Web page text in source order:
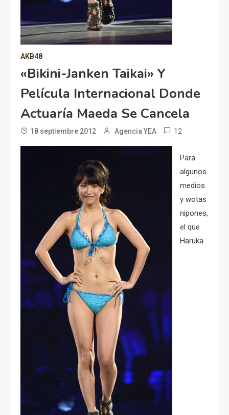
AKB48
«Bikini-Janken Taikai» Y
Película Internacional Donde
Actuaría Maeda Se Cancela
18 septiembre 2012 Agencia YEA 12
Para
algunos
medios
y wotas
nipones,
el que
Haruka